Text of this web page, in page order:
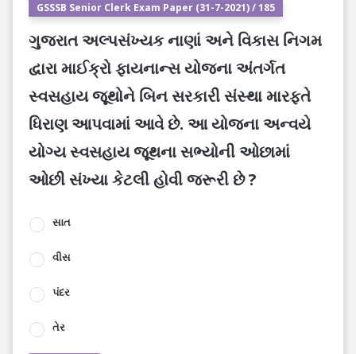
GSSSB Senior Clerk Exam Paper (31-7-2021) / 185
ગુજરાત અલ્પસંખ્યક નાણાં અને વિકાસ નિગમ
દ્વારા માઈક્રો ફાયનાન્સ યોજના અંતર્ગત
સ્વસહાય જૂથોને બિન સરકારી સંસ્થા મારફતે
ધિરાણ આપવામાં આવે છે. આ યોજના અન્વયે
યોગ્ય સ્વસહાય જૂથના સભ્યોની ઓછામાં
ઓછી સંખ્યા કેટલી હોવી જરૂરી છે ?
સાત
વીસ
પંદર
તેર